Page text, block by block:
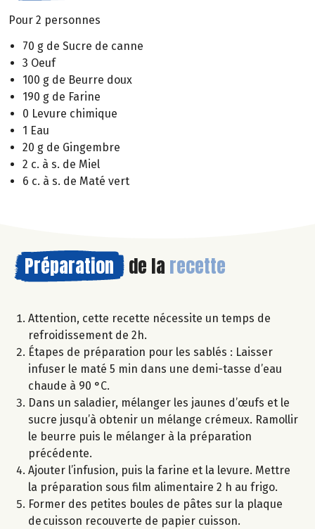
Pour 2 personnes
70 g de Sucre de canne
3 Oeuf
100 g de Beurre doux
190 g de Farine
0 Levure chimique
1 Eau
20 g de Gingembre
2 c. à s. de Miel
6 c. à s. de Maté vert
Préparation de la recette
Attention, cette recette nécessite un temps de
refroidissement de 2h.
Étapes de préparation pour les sablés : Laisser
infuser le maté 5 min dans une demi-tasse d’eau
chaude à 90 °C.
Dans un saladier, mélanger les jaunes d’œufs et le
sucre jusqu’à obtenir un mélange crémeux. Ramollir
le beurre puis le mélanger à la préparation
précédente.
Ajouter l’infusion, puis la farine et la levure. Mettre
la préparation sous film alimentaire 2 h au frigo.
Former des petites boules de pâtes sur la plaque
de cuisson recouverte de papier cuisson.